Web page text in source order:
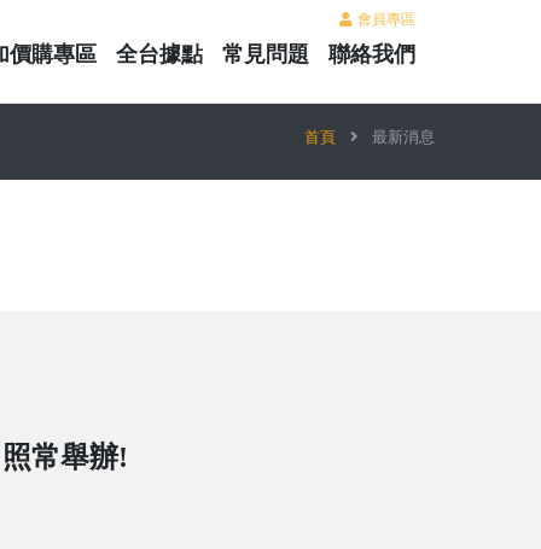
會員專區
價購專區 全台據點 常見問題 聯絡我們
首頁 最新消息
常舉辦!